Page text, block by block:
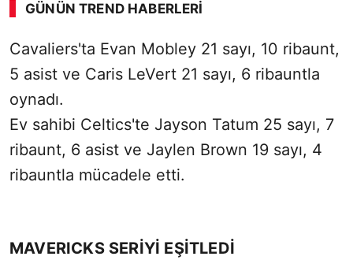
GÜNÜN TREND HABERLERI
Cavaliers'ta Evan Mobley 21 sayı, 10 ribaunt,
5 asist ve Caris LeVert 21 sayı, 6 ribauntla
oynadı.
Ev sahibi Celtics'te Jayson Tatum 25 sayı, 7
ribaunt, 6 asist ve Jaylen Brown 19 sayı, 4
ribauntla mücadele etti.
MAVERICKS SERİYİ EŞİTLEDİ